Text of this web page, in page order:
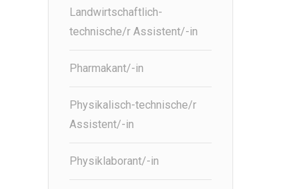
Landwirtschaftlich-
technische/r Assistent/-in
Pharmakant/-in
Physikalisch-technische/r
Assistent/-in
Physiklaborant/-in